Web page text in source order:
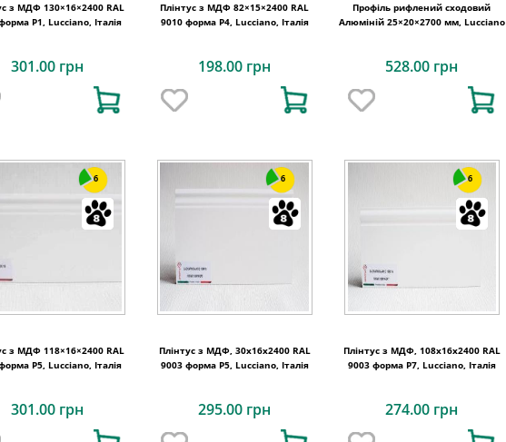
з МДФ 130×16×2400 RAL
P1, Lucciano, Італія
301.00 грн
Плінтус з МДФ 82×15×2400 RAL
9010 форма P4, Lucciano, Італія
198.00 грн
Профіль рифлений сходовий
Алюміній 25×20×2700 мм, Lucciano
528.00 грн
6
з МДФ 118×16×2400 RAL
P5, Lucciano, Італія
301.00 грн
6
Плінтус з МДФ, 30x16x2400 RAL
9003 форма P5, Lucciano, Італія
295.00 грн
6
Плінтус з МДФ, 108x16x2400 RAL
9003 форма P7, Lucciano, Італія
274.00 грн